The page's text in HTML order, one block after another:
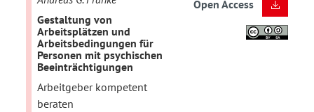
Gestaltung von
Arbeitsplätzen und
Arbeitsbedingungen für
Personen mit psychischen
Beeinträchtigungen
Arbeitgeber kompetent
beraten
Open Access